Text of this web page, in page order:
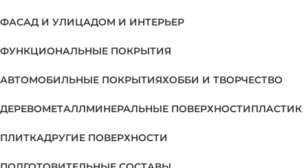
ФАСАД И УЛИЦАДОМ И ИНТЕРЬЕР
ФУНКЦИОНАЛЬНЫЕ ПОКРЫТИЯ
АВТОМОБИЛЬНЫЕ ПОКРЫТИЯХОББИ И ТВОРЧЕСТВО
ДЕРЕВОМЕТАЛЛМИНЕРАЛЬНЫЕ ПОВЕРХНОСТИПЛАСТИК
ПЛИТКАДРУГИЕ ПОВЕРХНОСТИ